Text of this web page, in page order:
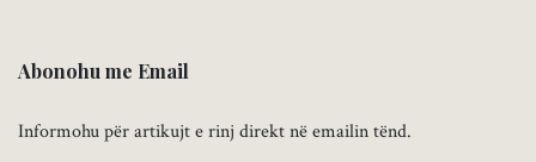
Abonohu me Email
Informohu për artikujt e rinj direkt në emailin tënd.